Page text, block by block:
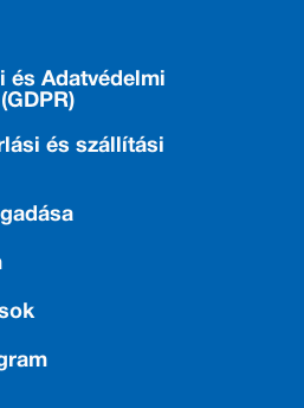
és Adatvédelmi
és szállítási